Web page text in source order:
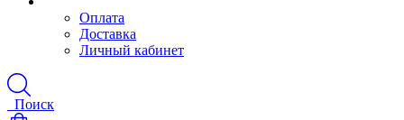
Оплата
Доставка
Личный кабинет
Поиск